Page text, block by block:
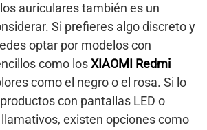
auriculares también es un
Si prefieres algo discreto y
optar por modelos con
como losXIAOMI Redmi
como el negro o el rosa. Si lo
con pantallas LED o
existen opciones como